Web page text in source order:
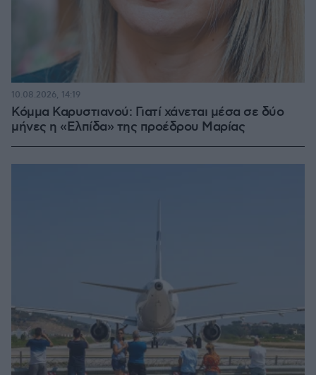
Κόμμα Καρυστιανού: Γιατί χάνεται μέσα σε δύο
μήνες η «Ελπίδα» της προέδρου Μαρίας
10.08.2026, 14:19